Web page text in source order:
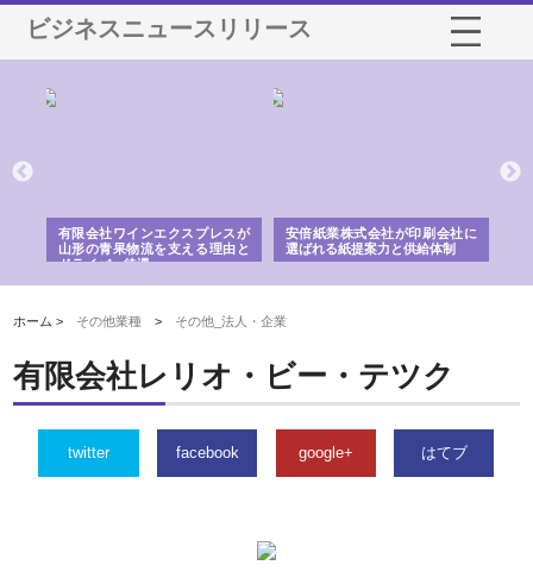
ビジネスニュースリリース
有限会社ワインエクスプレスが
山形の青果物流を支える理由と
ドライバー待遇
安倍紙業株式会社が印刷会社に
選ばれる紙提案力と供給体制
ホーム > その他業種 > その他_法人・企業
有限会社レリオ・ビー・テツク
twitter facebook google+ はてブ